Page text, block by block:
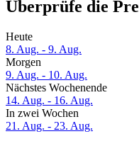
Überprüfe die
Heute
8. Aug. - 9. Aug.
Morgen
9. Aug. - 10. Aug.
Nächstes Wochenende
14. Aug. - 16. Aug.
In zwei Wochen
21. Aug. - 23. Aug.